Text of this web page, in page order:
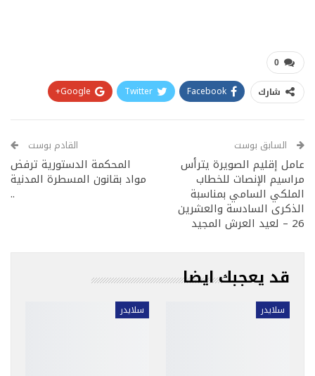
0
شارك Facebook
Twitter
Google+
البريد الإلكتروني
السابق بوست
عامل إقليم الصويرة يترأس
مراسيم الإنصات للخطاب
الملكي السامي بمناسبة
الذكرى السادسة والعشرين
26 – لعيد العرش المجيد
القادم بوست
المحكمة الدستورية ترفض
مواد بقانون المسطرة المدنية
..
قد يعجبك ايضا
سلايدر سلايدر